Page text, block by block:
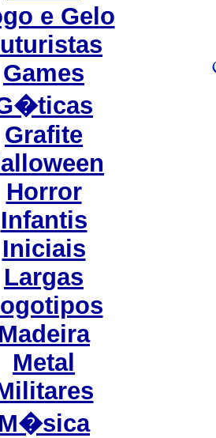
e Gelo
Games
Grafite
Horror
Infantis
Iniciais
Largas
Madeira
Metal
M�sica